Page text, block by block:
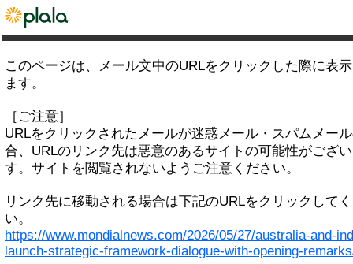
このページは、メール文中のURLをクリックした際に表
ます。
［ご注意］
URLをクリックされたメールが迷惑メール・スパムメー
合、URLのリンク先は悪意のあるサイトの可能性がござ
す。サイトを閲覧されないようご注意ください。
リンク先に移動される場合は下記のURLをクリックして
い。
https://www.mondialnews.com/2026/05/27/australia-and-
launch-strategic-framework-dialogue-with-opening-